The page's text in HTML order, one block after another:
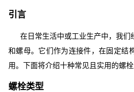
引言
在日常生活中或工业生产中，我们
和螺母。它们作为连接件，在固定结
用。下面将介绍十种常见且实用的螺栓
螺栓类型